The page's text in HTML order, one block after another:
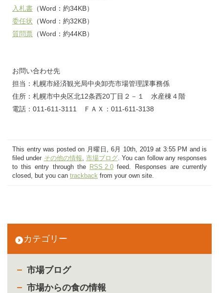
カテゴリー
市場ブログ
市場からの食の情報
入札書 （Word：約34KB）
委任状 （Word：約32KB）
質問票 （Word：約44KB）
お問い合わせ先
担当：札幌市経済観光局中央卸売市場管理課事務係
住所：札幌市中央区北12条西20丁目２－１ 水産棟４階
電話：011-611-3111 ＦＡＸ：011-611-3138
This entry was posted on 月曜日, 6月 10th, 2019 at 3:55 PM and is
filed under その他の情報, 市場ブログ. You can follow any responses
to this entry through the
RSS 2.0 feed. Responses are currently
closed, but you can trackback from your own site.